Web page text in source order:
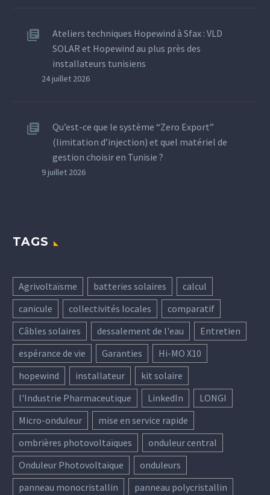
Ateliers techniques Hopewind à Sfax : VLD
SOLAR et Hopewind au plus près des
installateurs tunisiens
24 juillet 2026
Qu’est-ce que le système “Zero Export”
(limitation d’injection) et quel matériel de
gestion choisir en Tunisie ?
9 juillet 2026
TAGS
Agrivoltaïsme batteries solaires
calcul
canicule
collectivités locales
comparatif
Câbles solaires
dessalement de l'eau
Entretien
espérance de vie
Garanties
Hi-MO X10
hopewind
installateur
kit solaire
l'Industrie Pharmaceutique
LinkedIn
LONGI
Micro-onduleur
mise en service rapide
ombrières photovoltaïques
onduleur central
Onduleur Photovoltaïque
onduleurs
panneau monocristallin
panneau polycristallin